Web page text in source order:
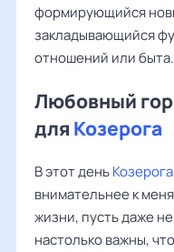
формирующийся
закладывающийся
отношений или быта.
Любовный
для Козерога
В этот день
внимательнее к
жизни, пусть даже
настолько важны,